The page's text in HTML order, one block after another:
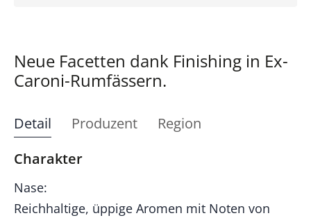
Neue Facetten dank Finishing in Ex-
Caroni-Rumfässern.
Detail Produzent
Region
Charakter
Nase:
Reichhaltige, üppige Aromen mit Noten von